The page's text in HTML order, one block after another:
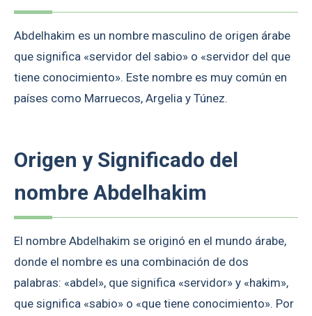
Abdelhakim es un nombre masculino de origen árabe
que significa «servidor del sabio» o «servidor del que
tiene conocimiento». Este nombre es muy común en
países como Marruecos, Argelia y Túnez.
Origen y Significado del
nombre Abdelhakim
El nombre Abdelhakim se originó en el mundo árabe,
donde el nombre es una combinación de dos
palabras: «abdel», que significa «servidor» y «hakim»,
que significa «sabio» o «que tiene conocimiento». Por